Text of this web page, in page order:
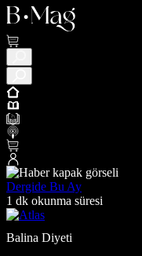
Dergide Bu Ay
1 dk okunma süresi
Balina Diyeti